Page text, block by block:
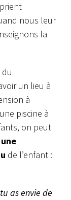
nous leur
la
un lieu à
à
piscine à
on peut
de l’enfant :
as envie de